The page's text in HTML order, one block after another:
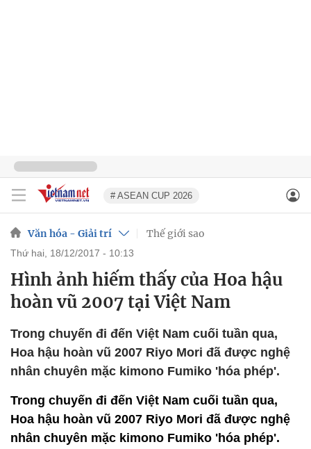
# ASEAN CUP 2026
Văn hóa - Giải trí Thế giới sao
thứ hai, 18/12/2017 - 10:13
Hình ảnh hiếm thấy của Hoa hậu
hoàn vũ 2007 tại Việt Nam
Trong chuyến đi đến Việt Nam cuối tuần qua,
Hoa hậu hoàn vũ 2007 Riyo Mori đã được nghệ
nhân chuyên mặc kimono Fumiko 'hóa phép'.
Trong chuyến đi đến Việt Nam cuối tuần qua,
Hoa hậu hoàn vũ 2007 Riyo Mori đã được nghệ
nhân chuyên mặc kimono Fumiko 'hóa phép'.